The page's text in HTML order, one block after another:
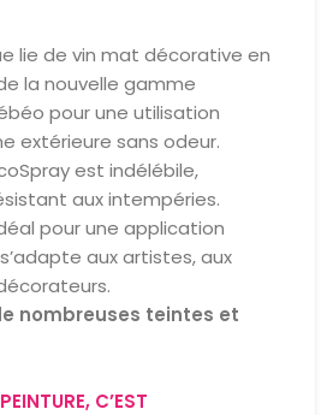
lie de vin mat décorative en
la nouvelle gamme
pour une utilisation
extérieure sans odeur.
est indélébile,
aux intempéries.
pour une application
aux artistes, aux
nombreuses teintes et
C’EST